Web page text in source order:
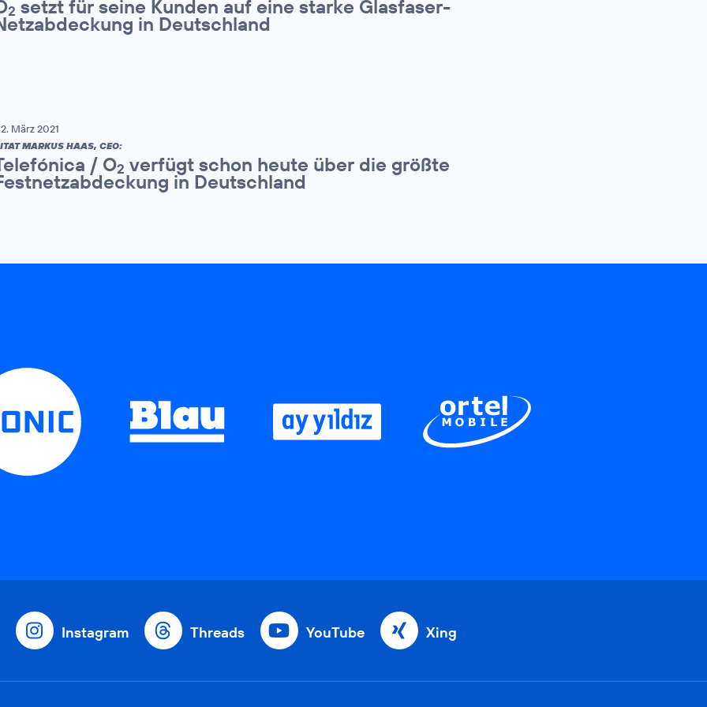
2 setzt für seine Kunden auf eine starke Glasfaser-
in Deutschland
März 2021
MARKUS HAAS, CEO:
/ O2 verfügt schon heute über die größte
in Deutschland
Instagram Threads YouTube Xing